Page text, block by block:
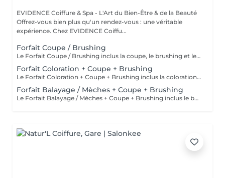
EVIDENCE Coiffure & Spa - L'Art du Bien-Être & de la Beauté
Offrez-vous bien plus qu'un rendez-vous : une véritable
expérience. Chez EVIDENCE Coiffu...
Forfait Coupe / Brushing
Le Forfait Coupe / Brushing inclus la coupe, le brushing et le shampoing. Le prix pourra varier en fonction de la longueur des cheveux. Pour tout renseignement complémentaire, n'hésitez pas à nous appeler.
Forfait Coloration + Coupe + Brushing
Le Forfait Coloration + Coupe + Brushing inclus la coloration des racines, la coupe, le brushing et le shampoing. Le prix pourra varier en fonction de la longueur des cheveux. Pour tout renseignement complémentaire, n'hésitez pas à nous appeler.
Forfait Balayage / Mèches + Coupe + Brushing
Le Forfait Balayage / Mèches + Coupe + Brushing inclus le balayage, le traitement, la coupe, le brushing, le shampoing et le soin. Le prix pourra varier en fonction de la longueur des cheveux. Pour tout renseignement complémentaire, n'hésitez pas à nous appeler.